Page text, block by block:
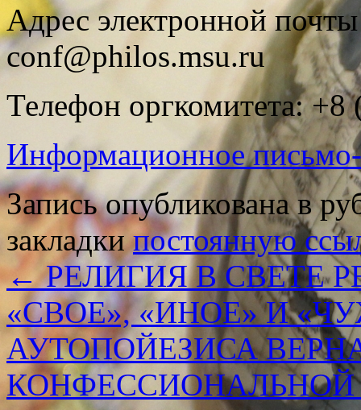
Адрес электронной
conf@philos.msu.ru
Телефон оргкомитета:
Информационное
Запись опубликована в
закладкипостоянную
←РЕЛИГИЯ В СВЕТЕ
«СВОЕ», «ИНОЕ» И
АУТОПОЙЕЗИСА
КОНФЕССИОНАЛЬНОЙ